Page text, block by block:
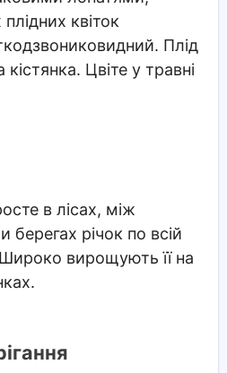
квіток
Плід
Цвіте у травні
в лісах, між
берегах річок по всій
Широко вирощують її на